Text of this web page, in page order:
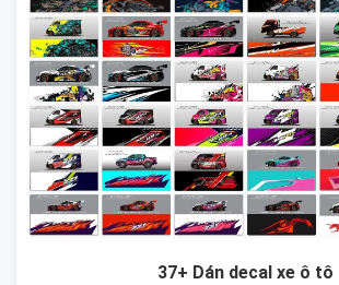
37+ Dán decal xe ô tô